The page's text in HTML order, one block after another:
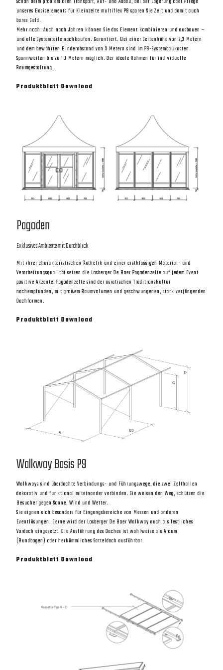
Pagoden
Exklusives Ambiente mit Durchblick
Mit ihrer charakteristischen Ästhetik und einer erstklassigen Material- und
Verarbeitungsqualität setzen die Losberger De Boer Pagodenzelte auf jedem Event
positive Akzente. Pagodenzelte sind der asiatischen Traditionskultur
nachempfunden, mit großem Raumvolumen und geschwungenen, stark verjüngenden
Walkways sind überdachte Verbindungs- und Führungswege, die zwei Zelthallen
dekorativ und funktional miteinander verbinden. Sie weisen den Weg, schützen die
Besucher gegen Sonne, Wind und Wetter.
Sie eignen sich besonders für Eingangsbereiche von Messen und anderen
Eventlösungen. Gerne wird der Losberger De Boer Walkway auch als festliches
Vordach eingesetzt. Die Ausführung des Daches ist wahlweise als Arcum
(Rundbogen) oder herkömmliches Satteldach ausführbar.
unseres Basiselements für Kleinzelte multiflex P9 sparen Sie Zeit und damit auch
bares Geld.
Mehr noch: Auch nach Jahren können Sie das Element kombinieren und ausbauen –
und alle Systemteile nachkaufen. Garantiert. Bei einer Seitenhöhe von 2,3 Metern
und dem bewährten Binderabstand von 3 Metern sind im P9-Systembaukasten
Spannweiten bis zu 10 Metern möglich. Der ideale Rahmen für individuelle
Raumgestaltung.
Produktblatt Download
Pagoden
Exklusives Ambiente mit Durchblick
Mit ihrer charakteristischen Ästhetik und einer erstklassigen Material- und
Verarbeitungsqualität setzen die Losberger De Boer Pagodenzelte auf jedem Event
positive Akzente. Pagodenzelte sind der asiatischen Traditionskultur
nachempfunden, mit großem Raumvolumen und geschwungenen, stark verjüngenden
Dachformen.
Produktblatt Download
Walkway Basis P9
Walkways sind überdachte Verbindungs- und Führungswege, die zwei Zelthallen
dekorativ und funktional miteinander verbinden. Sie weisen den Weg, schützen die
Besucher gegen Sonne, Wind und Wetter.
Sie eignen sich besonders für Eingangsbereiche von Messen und anderen
Eventlösungen. Gerne wird der Losberger De Boer Walkway auch als festliches
Vordach eingesetzt. Die Ausführung des Daches ist wahlweise als Arcum
(Rundbogen) oder herkömmliches Satteldach ausführbar.
Produktblatt Download